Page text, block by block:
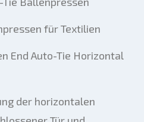
für Textilien
End Auto-Tie Horizontal
der horizontalen